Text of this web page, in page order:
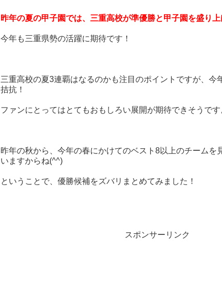
昨年の夏の甲子園では、三重高校が準優勝と甲子園を盛り上
今年も三重県勢の活躍に期待です！
三重高校の夏3連覇はなるのかも注目のポイントですが、今
拮抗！
ファンにとってはとてもおもしろい展開が期待できそうです
昨年の秋から、今年の春にかけてのベスト8以上のチームを
いますからね(^^)
ということで、優勝候補をズバリまとめてみました！
スポンサーリンク